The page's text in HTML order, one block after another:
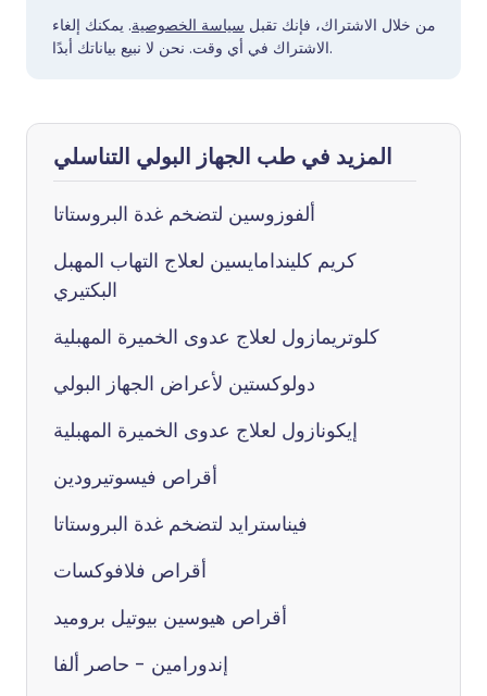
من خلال الاشتراك، فإنك تقبل سياسة الخصوصية. يمكنك إلغاء
الاشتراك في أي وقت. نحن لا نبيع بياناتك أبدًا.
المزيد في طب الجهاز البولي التناسلي
ألفوزوسين لتضخم غدة البروستاتا
كريم كليندامايسين لعلاج التهاب المهبل
البكتيري
كلوتريمازول لعلاج عدوى الخميرة المهبلية
دولوكستين لأعراض الجهاز البولي
إيكونازول لعلاج عدوى الخميرة المهبلية
أقراص فيسوتيرودين
فيناسترايد لتضخم غدة البروستاتا
أقراص فلافوكسات
أقراص هيوسين بيوتيل بروميد
إندورامين - حاصر ألفا